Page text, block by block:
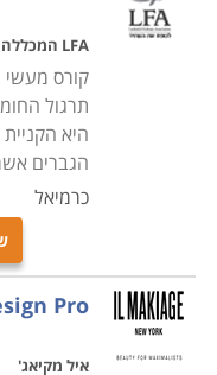
למה זה חשוב
השתתפות
בטחונו העצמי בכל
של כל בעל מקצוע.
כדאי להשתתף
היד על הדופק בכל
נושאי הלימוד הם
חדשים ובין מוסד
ועיצובים למתחילים
LFA המכללה למקצועות היופי ומקצועות חופשיים
קורס מעשי
תרגול
היא
הגברים
כרמיאל
Pro
איל מקיאג'